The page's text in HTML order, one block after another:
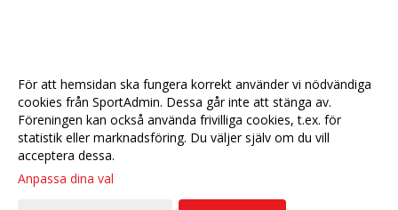
För att hemsidan ska fungera korrekt använder vi nödvändiga
cookies från SportAdmin. Dessa går inte att stänga av.
Föreningen kan också använda frivilliga cookies, t.ex. för
statistik eller marknadsföring. Du väljer själv om du vill
acceptera dessa.
Anpassa dina val